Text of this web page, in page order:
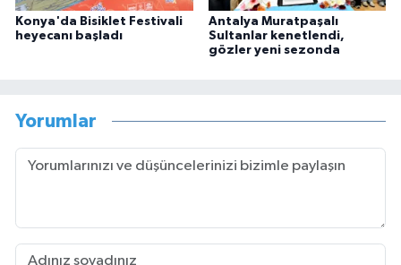
Konya'da Bisiklet Festivali
heyecanı başladı
Antalya Muratpaşalı
Sultanlar kenetlendi,
gözler yeni sezonda
Yorumlar